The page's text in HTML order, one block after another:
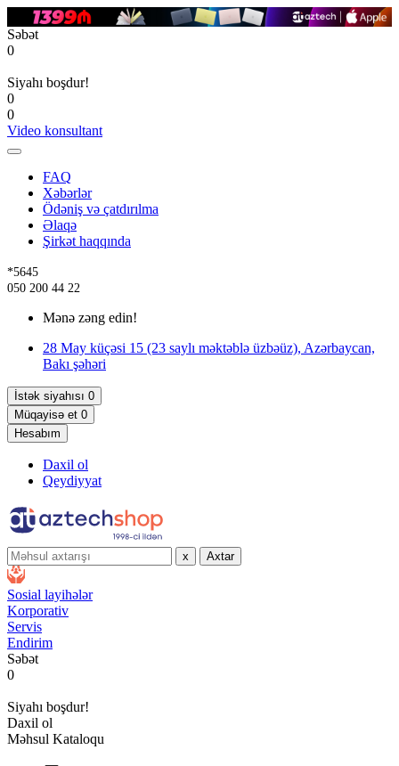
Səbət
0
Siyahı boşdur!
0
0
Video konsultant
FAQ
Xəbərlər
Ödəniş və çatdırılma
Əlaqə
Şirkət haqqında
*5645
050 200 44 22
Mənə zəng edin!
28 May küçəsi 15 (23 saylı məktəblə üzbəüz), Azərbaycan,
Bakı şəhəri
İstək siyahısı 0
Müqayisə et 0
Hesabım
Daxil ol
Qeydiyyat
x Axtar
Sosial layihələr
Korporativ
Servis
Endirim
Səbət
0
Siyahı boşdur!
Daxil ol
Məhsul Kataloqu